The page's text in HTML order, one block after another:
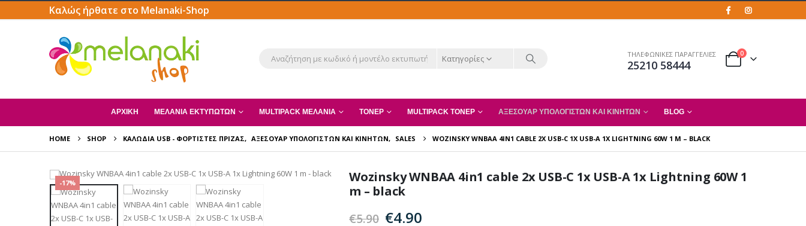
Καλώς ήρθατε στο Melanaki-Shop
Κατηγορίες ΤΗΛΕΦΩΝΙΚΕΣ ΠΑΡΑΓΓΕΛΙΕΣ
25210 58444
0
ΑΡΧΙΚΗ ΜΕΛΆΝΙΑ ΕΚΤΥΠΩΤΏΝ MULTIPACK ΜΕΛΆΝΙΑ ΤΌΝΕΡ MULTIPACK ΤΌΝΕΡ ΑΞΕΣΟΥΆΡ ΥΠΟΛΟΓΙΣΤΏΝ ΚΑΙ ΚΙΝΗΤΏΝ BLOG
HOME SHOP ΚΑΛΏΔΙΑ USB - ΦΟΡΤΙΣΤΈΣ ΠΡΊΖΑΣ, ΑΞΕΣΟΥΆΡ ΥΠΟΛΟΓΙΣΤΏΝ ΚΑΙ ΚΙΝΗΤΏΝ, SALES WOZINSKY WNBAA 4IN1 CABLE 2X USB-C 1X USB-A 1X LIGHTNING 60W 1 M – BLACK
-17%
Wozinsky WNBAA 4in1 cable 2x USB-C 1x USB-A 1x Lightning 60W 1
m – black
€5.90 Original
€4.90